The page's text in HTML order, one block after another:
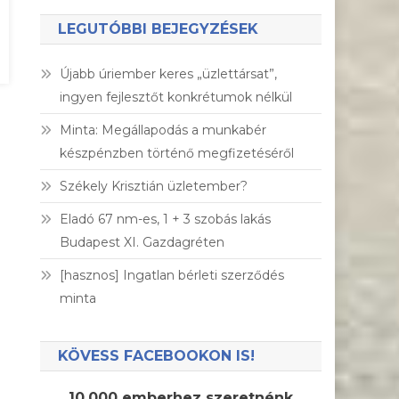
LEGUTÓBBI BEJEGYZÉSEK
Újabb úriember keres „üzlettársat”,
ingyen fejlesztőt konkrétumok nélkül
Minta: Megállapodás a munkabér
készpénzben történő megfizetéséről
Székely Krisztián üzletember?
Eladó 67 nm-es, 1 + 3 szobás lakás
Budapest XI. Gazdagréten
[hasznos] Ingatlan bérleti szerződés
minta
KÖVESS FACEBOOKON IS!